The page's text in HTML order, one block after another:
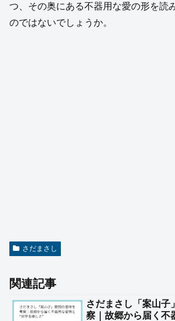
つ、その奥にある不器用な愛の形を読
のではないでしょうか。
さだまさし
関連記事
さだまさし「案山子
察｜故郷から届く不